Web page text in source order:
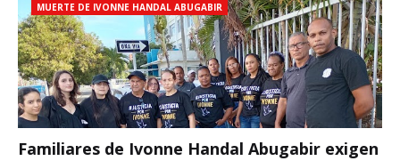
MUERTE DE IVONNE HANDAL ABUGABIR
Familiares de Ivonne Handal Abugabir exigen